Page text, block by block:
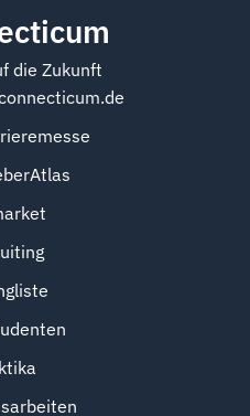
die Zukunft